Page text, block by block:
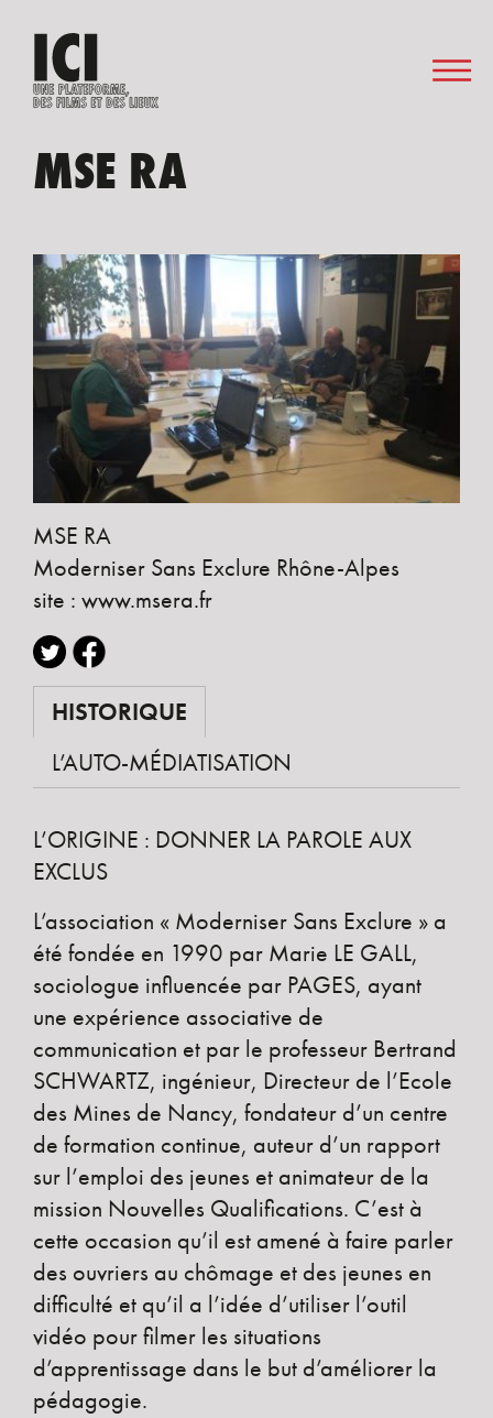
MSE RA
MSE RA
Moderniser Sans Exclure Rhône-Alpes
site : www.msera.fr
HISTORIQUE
L’AUTO-MÉDIATISATION
L’ORIGINE : DONNER LA PAROLE AUX
EXCLUS
L’association « Moderniser Sans Exclure » a
été fondée en 1990 par Marie LE GALL,
sociologue influencée par PAGES, ayant
une expérience associative de
communication et par le professeur Bertrand
SCHWARTZ, ingénieur, Directeur de l’Ecole
des Mines de Nancy, fondateur d’un centre
de formation continue, auteur d’un rapport
sur l’emploi des jeunes et animateur de la
mission Nouvelles Qualifications. C’est à
cette occasion qu’il est amené à faire parler
des ouvriers au chômage et des jeunes en
difficulté et qu’il a l’idée d’utiliser l’outil
vidéo pour filmer les situations
d’apprentissage dans le but d’améliorer la
pédagogie.